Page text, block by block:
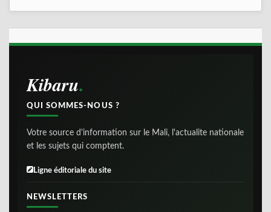
Kibaru
QUI SOMMES-NOUS ?
Votre source d'information sur le Mali, l'actualite nationale
et les sujets qui comptent.
Ligne éditoriale du site
NEWSLETTERS